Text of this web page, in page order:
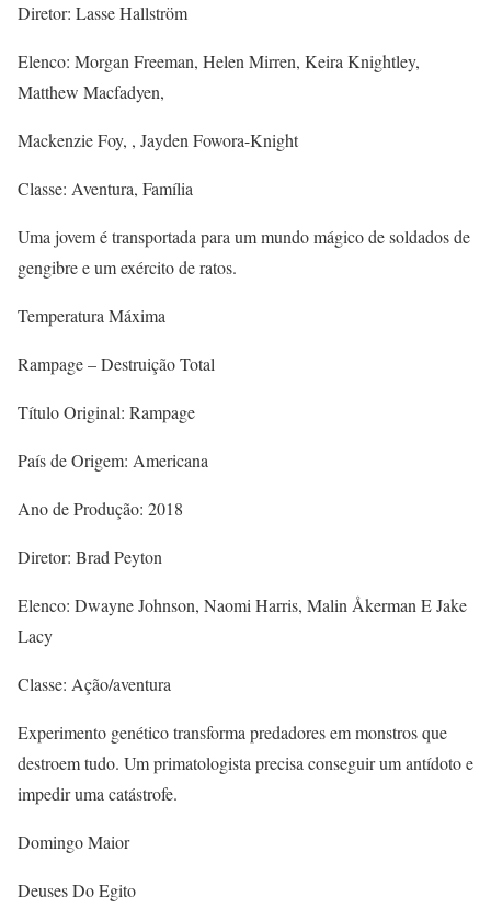
Diretor: Lasse Hallström
Elenco: Morgan Freeman, Helen Mirren, Keira Knightley,
Matthew Macfadyen,
Mackenzie Foy, , Jayden Fowora-Knight
Classe: Aventura, Família
Uma jovem é transportada para um mundo mágico de soldados de
gengibre e um exército de ratos.
Temperatura Máxima
Rampage – Destruição Total
Título Original: Rampage
País de Origem: Americana
Ano de Produção: 2018
Diretor: Brad Peyton
Elenco: Dwayne Johnson, Naomi Harris, Malin Åkerman E Jake
Lacy
Classe: Ação/aventura
Experimento genético transforma predadores em monstros que
destroem tudo. Um primatologista precisa conseguir um antídoto e
impedir uma catástrofe.
Domingo Maior
Deuses Do Egito